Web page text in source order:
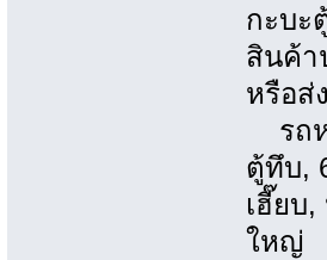
กะบะ
สินค้า
หรือส่
รถห
ตู้ทึบ,
เฮี๊ยบ
ใหญ่